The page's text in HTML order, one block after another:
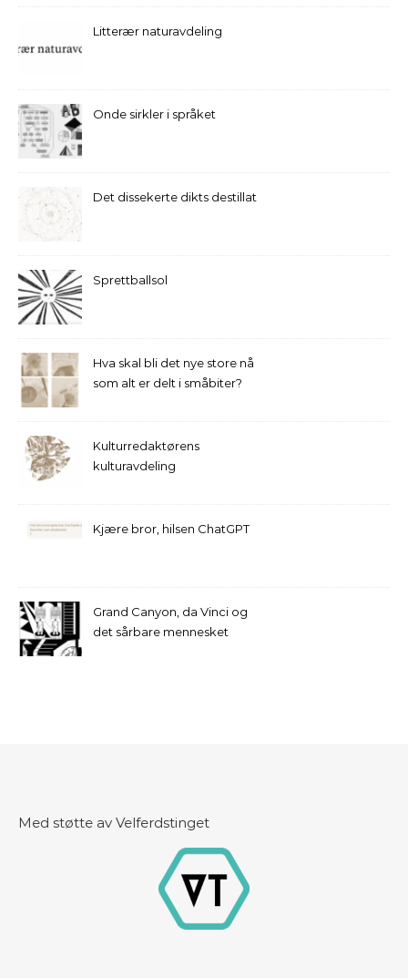
Litterær naturavdeling
Onde sirkler i språket
Det dissekerte dikts destillat
Sprettballsol
Hva skal bli det nye store nå
som alt er delt i småbiter?
Kulturredaktørens
kulturavdeling
Kjære bror, hilsen ChatGPT
Grand Canyon, da Vinci og
det sårbare mennesket
Med støtte av Velferdstinget